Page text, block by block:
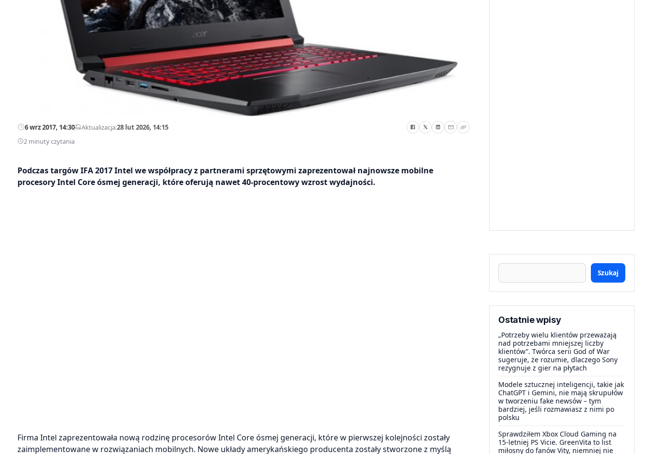
6 wrz 2017, 14:30—Aktualizacja:28 lut 2026, 14:15
2 minuty czytania
Podczas targów IFA 2017 Intel we współpracy z partnerami sprzętowymi zaprezentował najnowsze mobilne
procesory Intel Core ósmej generacji, które oferują nawet 40-procentowy wzrost wydajności.
Firma Intel zaprezentowała nową rodzinę procesorów Intel Core ósmej generacji, które w pierwszej kolejności zostały
zaimplementowane w rozwiązaniach mobilnych. Nowe układy amerykańskiego producenta zostały stworzone z myślą
Szukaj
Ostatnie wpisy
„Potrzeby wielu klientów przeważają
nad potrzebami mniejszej liczby
klientów”. Twórca serii God of War
sugeruje, że rozumie, dlaczego Sony
rezygnuje z gier na płytach
Modele sztucznej inteligencji, takie jak
ChatGPT i Gemini, nie mają skrupułów
w tworzeniu fake newsów – tym
bardziej, jeśli rozmawiasz z nimi po
polsku
Sprawdziłem Xbox Cloud Gaming na
15-letniej PS Vicie. GreenVita to list
miłosny do fanów Vity, niemniej nie